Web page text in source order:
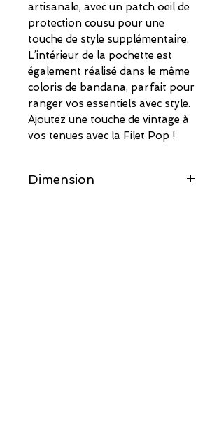
artisanale, avec un patch oeil de
protection cousu pour une
touche de style supplémentaire.
L’intérieur de la pochette est
également réalisé dans le même
coloris de bandana, parfait pour
ranger vos essentiels avec style.
Ajoutez une touche de vintage à
vos tenues avec la Filet Pop !
Dimension